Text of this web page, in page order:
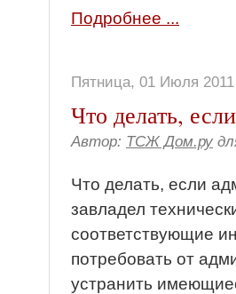
Подробнее ...
Пятница, 01 Июля
Что делать,
Автор: ТСЖ Дом.ру
Что делать, если
завладел
соответствующие
потребовать от
устранить